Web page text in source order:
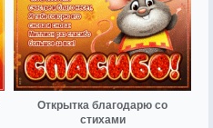
Открытка благодарю со
стихами